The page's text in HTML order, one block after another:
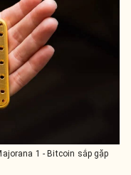
1 - Bitcoin sắp gặp